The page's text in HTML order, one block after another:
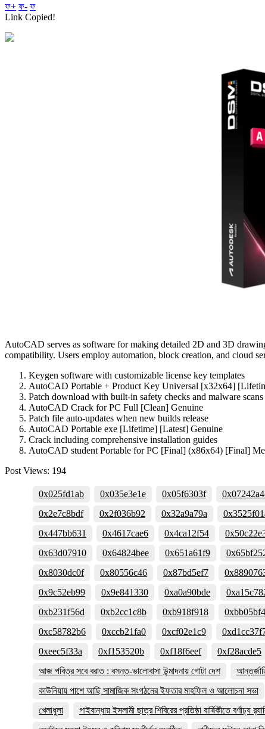
ফ+ ফ- ফ
Link Copied!
AutoCAD serves as software for making detailed 2D and 3D
compatibility. Users employ automation, block creation, and cloud
Keygen software with customizable license key templates
AutoCAD Portable + Product Key Universal [x32x64]
Patch download with built-in safety checks and malware scans
AutoCAD Crack for PC Full [Clean] Genuine
Patch file auto-updates when new builds release
AutoCAD Portable exe [Lifetime] [Latest] Genuine
Crack including comprehensive installation guides
AutoCAD student Portable for PC [Final] (x86x64) [Final]
Post Views: 194
0x025fd1ab 0x035e3e1e 0x05f6303f
0x2e7c8bdf
0x2f036b92 0x32a9a79a
0x447bb631
0x4617cae6 0x4ca12f54
0x63d07910
0x64824bee 0x651a61f9
0x8030dc0f
0x80556c46 0x87bd5ef7
0x9c52eb99
0x9e841330 0xa0a90bde
0xb231f56d
0xb2cc1c8b 0xb918f918
0xc58782b6
0xccb21fa0 0xcf02e1c9
0xeec5f33a
0xf153520b 0xf18f6eef 0xf28acde5
আজ পবিত্র সবে বরাত : বসন্ত-ভালোবাসা উন্মাদনায় গোটা দেশ
কাউনিয়ায় পাশে আছি সামাজিক সংগঠনের ইফতার মাহফিল ও আলোচনা সভা
খেলাধুলা
গাইবান্ধায় ইসলামী ছাত্র শিবিরের প্রতিষ্ঠা বার্ষিকীতে বর্ণাঢ্য